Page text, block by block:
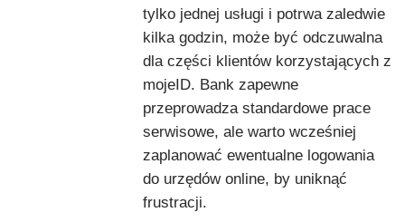
tylko jednej usługi i potrwa zaledwie
kilka godzin, może być odczuwalna
dla części klientów korzystających z
mojeID. Bank zapewne
przeprowadza standardowe prace
serwisowe, ale warto wcześniej
zaplanować ewentualne logowania
do urzędów online, by uniknąć
frustracji.